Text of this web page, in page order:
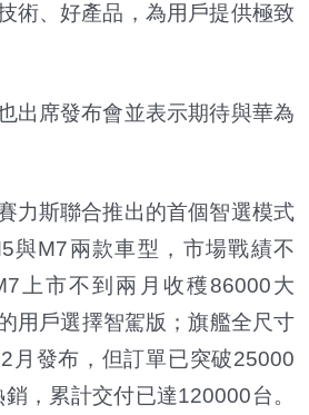
術、好產品，為用戶提供極致
出席發布會並表示期待與華為
力斯聯合推出的首個智選模式
與M7兩款車型，市場戰績不
上市不到兩月收穫86000大
用戶選擇智駕版；旗艦全尺寸
月發布，但訂單已突破25000
，累計交付已達120000台。